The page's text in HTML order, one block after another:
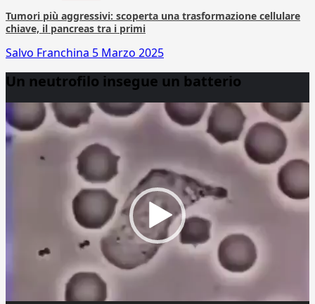
Tumori più aggressivi: scoperta una trasformazione cellulare
chiave, il pancreas tra i primi
Salvo Franchina 5 Marzo 2025
Un neutrofilo insegue un batterio
Player